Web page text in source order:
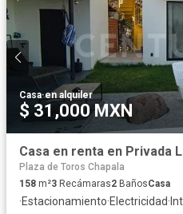
Casa·en alquiler
$ 31,000 MXN
Plaza de Toros Chapala
158 m²3 Recámaras2 BañosCasa
·Estacionamiento·Electricidad·